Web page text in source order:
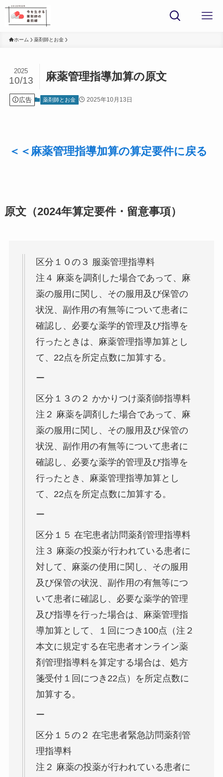
ホーム 薬剤師とお金
麻薬管理指導加算の原文
2025
10/13
広告 薬剤師とお金 2025年10月13日
＜＜麻薬管理指導加算の算定要件に戻る
原文（2024年算定要件・留意事項）
区分１０の３ 服薬管理指導料
注４ 麻薬を調剤した場合であって、麻
薬の服用に関し、その服用及び保管の
状況、副作用の有無等について患者に
確認し、必要な薬学的管理及び指導を
行ったときは、麻薬管理指導加算とし
て、22点を所定点数に加算する。
ー
区分１３の２ かかりつけ薬剤師指導料
注２ 麻薬を調剤した場合であって、麻
薬の服用に関し、その服用及び保管の
状況、副作用の有無等について患者に
確認し、必要な薬学的管理及び指導を
行ったとき、麻薬管理指導加算とし
て、22点を所定点数に加算する。
ー
区分１５ 在宅患者訪問薬剤管理指導料
注３ 麻薬の投薬が行われている患者に
対して、麻薬の使用に関し、その服用
及び保管の状況、副作用の有無等につ
いて患者に確認し、必要な薬学的管理
及び指導を行った場合は、麻薬管理指
導加算として、１回につき100点（注２
本文に規定する在宅患者オンライン薬
剤管理指導料を算定する場合は、処方
箋受付１回につき22点）を所定点数に
加算する。
ー
区分１５の２ 在宅患者緊急訪問薬剤管
理指導料
注２ 麻薬の投薬が行われている患者に